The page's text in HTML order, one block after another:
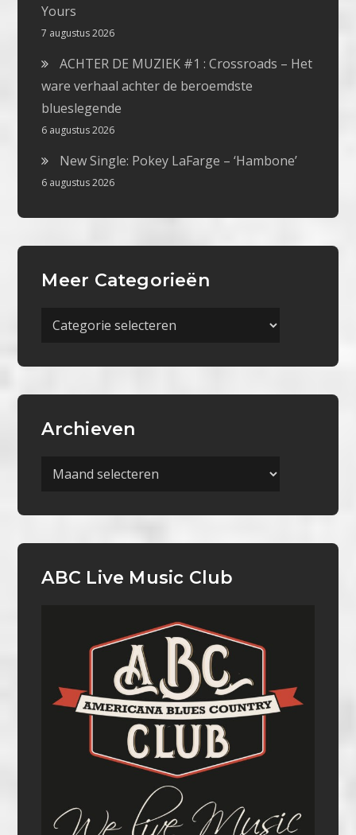
Yours
7 augustus 2026
ACHTER DE MUZIEK #1 : Crossroads – Het
ware verhaal achter de beroemdste
blueslegende
6 augustus 2026
New Single: Pokey LaFarge – ‘Hambone’
6 augustus 2026
Meer Categorieën
Meer
Archieven
Archieven
ABC Live Music Club